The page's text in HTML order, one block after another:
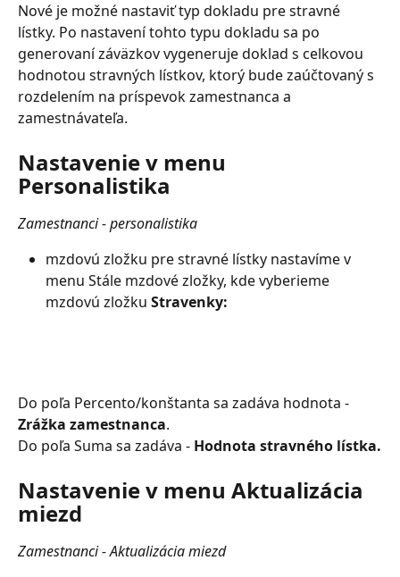
Nové je možné nastaviť typ dokladu pre stravné
lístky. Po nastavení tohto typu dokladu sa po
generovaní záväzkov vygeneruje doklad s celkovou
hodnotou stravných lístkov, ktorý bude zaúčtovaný s
rozdelením na príspevok zamestnanca a
zamestnávateľa.
Nastavenie v menu
Personalistika
Zamestnanci - personalistika
mzdovú zložku pre stravné lístky nastavíme v
menu Stále mzdové zložky, kde vyberieme
mzdovú zložku Stravenky:
Do poľa Percento/konštanta sa zadáva hodnota -
Zrážka zamestnanca.
Do poľa Suma sa zadáva - Hodnota stravného lístka.
Nastavenie v menu Aktualizácia
miezd
Zamestnanci - Aktualizácia miezd